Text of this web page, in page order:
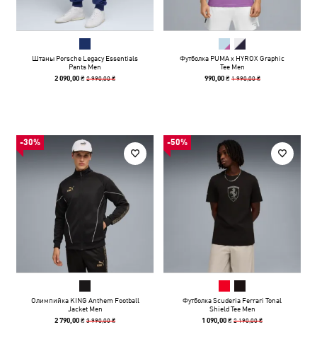
Штаны Porsche Legacy Essentials
Pants Men
2 090,00 ₴2 990,00 ₴
Футболка PUMA x HYROX Graphic
Tee Men
990,00 ₴ 1 990,00 ₴
-30%
Олимпийка KING Anthem Football
Jacket Men
2 790,00 ₴3 990,00 ₴
-50%
Футболка Scuderia Ferrari Tonal
Shield Tee Men
1 090,00 ₴2 190,00 ₴